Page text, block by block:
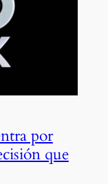
por
que